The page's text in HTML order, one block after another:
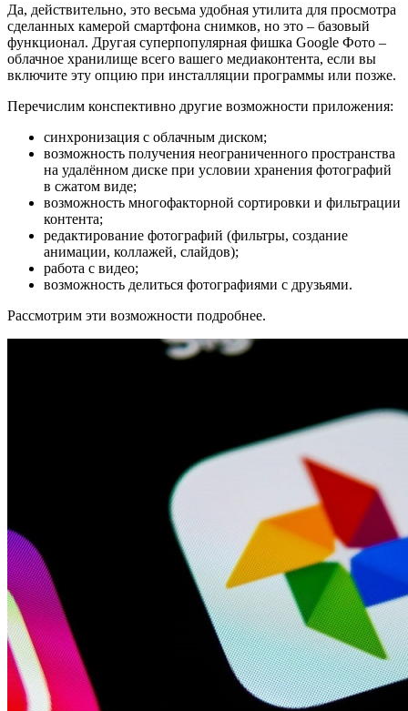
Да, действительно, это весьма удобная утилита для просмотра
сделанных камерой смартфона снимков, но это – базовый
функционал. Другая суперпопулярная фишка Google Фото –
облачное хранилище всего вашего медиаконтента, если вы
включите эту опцию при инсталляции программы или позже.
Перечислим конспективно другие возможности приложения:
синхронизация с облачным диском;
возможность получения неограниченного пространства
на удалённом диске при условии хранения фотографий
в сжатом виде;
возможность многофакторной сортировки и фильтрации
контента;
редактирование фотографий (фильтры, создание
анимации, коллажей, слайдов);
работа с видео;
возможность делиться фотографиями с друзьями.
Рассмотрим эти возможности подробнее.